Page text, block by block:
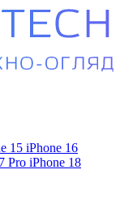
15 iPhone 16
Pro iPhone 18